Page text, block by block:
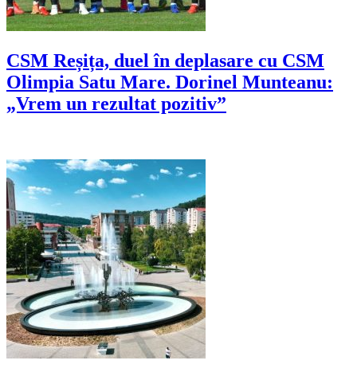
CSM Reșița, duel în deplasare cu CSM
Olimpia Satu Mare. Dorinel Munteanu:
„Vrem un rezultat pozitiv”